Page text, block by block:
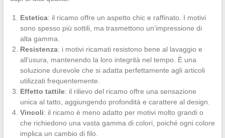
Estetica: il ricamo offre un aspetto chic e raffinato. I motivi
sono spesso più sottili, ma trasmettono un’impressione di
alta gamma.
Resistenza: i motivi ricamati resistono bene al lavaggio e
all’usura, mantenendo la loro integrità nel tempo. È una
soluzione durevole che si adatta perfettamente agli articoli
utilizzati frequentemente.
Effetto tattile: il rilievo del ricamo offre una sensazione
unica al tatto, aggiungendo profondità e carattere al design.
Vincoli: il ricamo è meno adatto per motivi molto grandi o
che richiedono una vasta gamma di colori, poiché ogni colore
implica un cambio di filo.